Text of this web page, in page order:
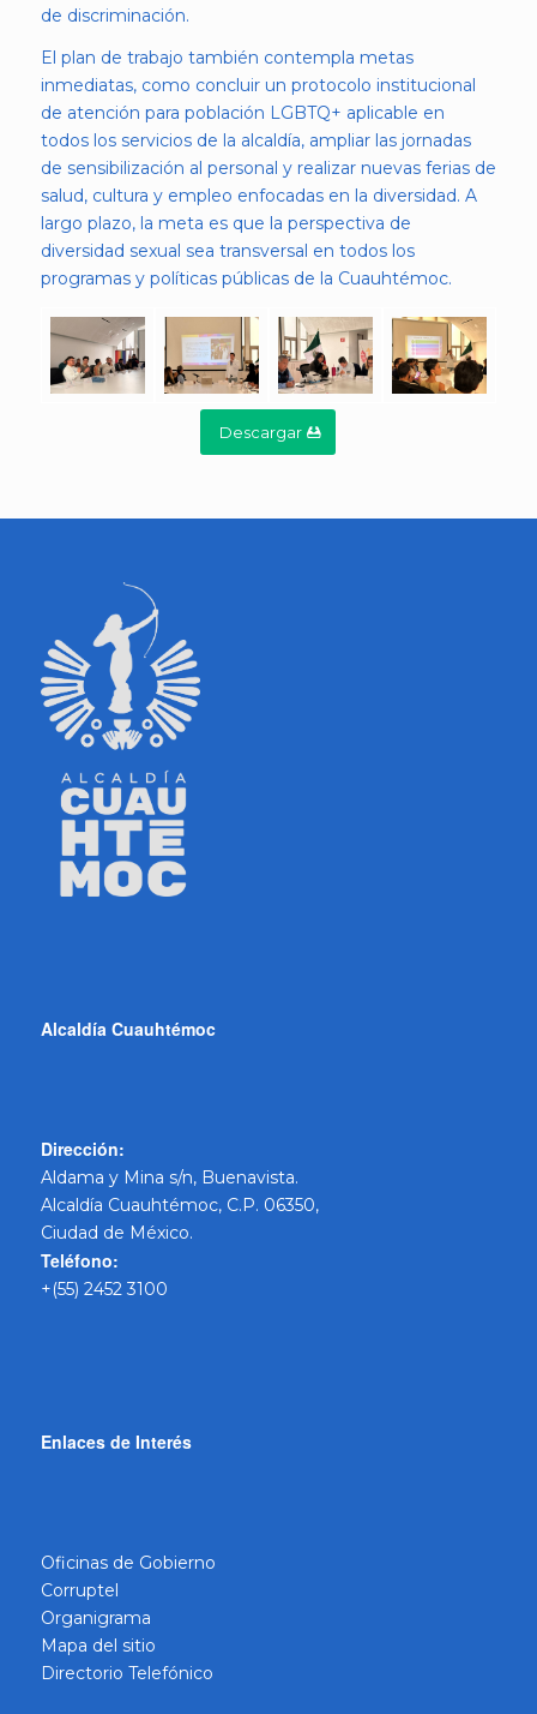
de discriminación.
El plan de trabajo también contempla metas
inmediatas, como concluir un protocolo institucional
de atención para población LGBTQ+ aplicable en
todos los servicios de la alcaldía, ampliar las jornadas
de sensibilización al personal y realizar nuevas ferias de
salud, cultura y empleo enfocadas en la diversidad. A
largo plazo, la meta es que la perspectiva de
diversidad sexual sea transversal en todos los
programas y políticas públicas de la Cuauhtémoc.
Descargar
Alcaldía Cuauhtémoc
Dirección:
Aldama y Mina s/n, Buenavista.
Alcaldía Cuauhtémoc, C.P. 06350,
Ciudad de México.
Teléfono:
+(55) 2452 3100
Enlaces de Interés
Oficinas de Gobierno
Corruptel
Organigrama
Mapa del sitio
Directorio Telefónico